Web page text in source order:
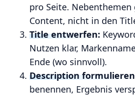
pro Seite.
Content, nicht in den
Title entwerfen:
Nutzen klar,
Ende (wo sinnvoll).
Description
benennen, Ergebnis